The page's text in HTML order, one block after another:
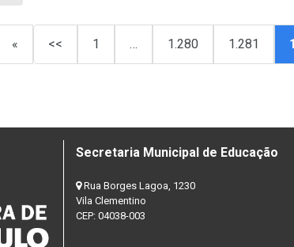
« << 1 … 1.280 1.281
Secretaria Municipal de Educação
Rua Borges Lagoa, 1230
Vila Clementino
CEP: 04038-003